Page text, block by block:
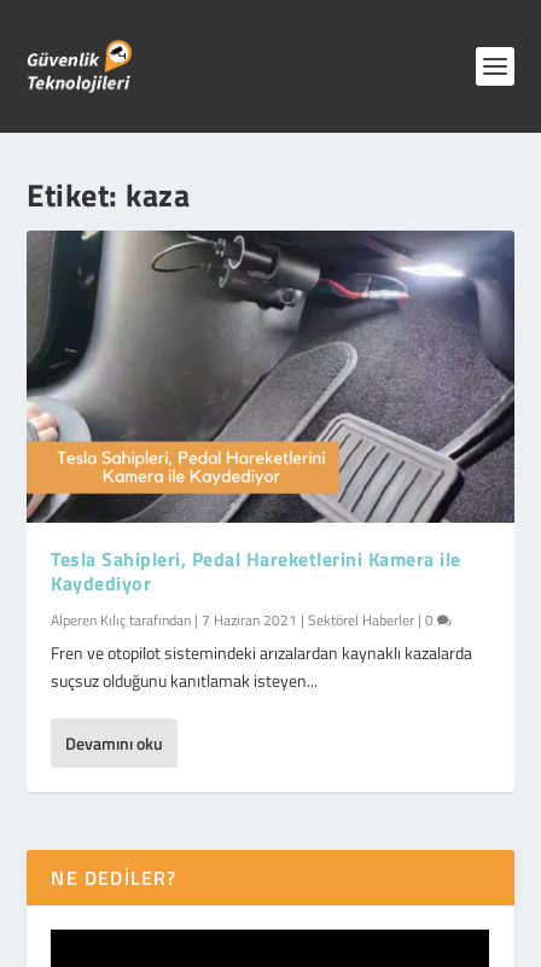
Etiket: kaza
Tesla Sahipleri, Pedal Hareketlerini Kamera ile
Kaydediyor
Alperen Kılıçtarafından | 7 Haziran 2021 |Sektörel Haberler |0
Fren ve otopilot sistemindeki arızalardan kaynaklı kazalarda
suçsuz olduğunu kanıtlamak isteyen...
Devamını oku
NE DEDİLER?